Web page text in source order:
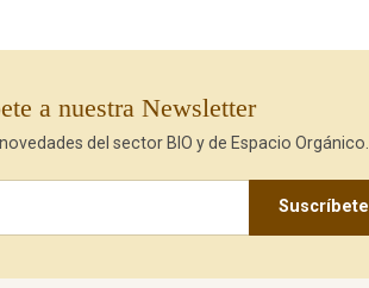
a nuestra Newsletter
del sector BIO y de Espacio Orgánico.
Suscríbete